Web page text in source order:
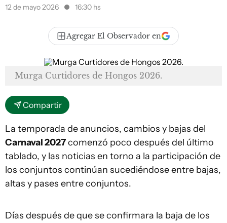
12 de mayo 2026 16:30 hs
Agregar El Observador en
Murga Curtidores de Hongos 2026.
Compartir
La temporada de anuncios, cambios y bajas del
Carnaval 2027comenzó poco después del último
tablado, y las noticias en torno a la participación de
los conjuntos continúan sucediéndose entre bajas,
altas y pases entre conjuntos.
Días después de que se confirmara la baja de los